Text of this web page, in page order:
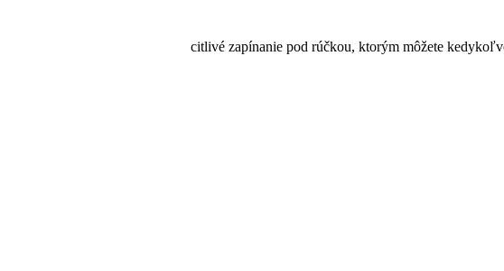
citlivé zapínanie pod rúčkou, ktorým môžete